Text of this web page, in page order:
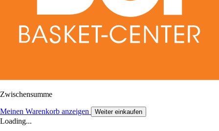
Zwischensumme
Meinen Warenkorb anzeigen Weiter einkaufen
Loading...